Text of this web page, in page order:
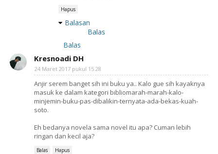
Hapus
Balasan
Balas
Balas
Kresnoadi DH
24 Maret 2017 pukul 15.28
Anjir serem banget sih ini buku ya.. Kalo gue sih kayaknya
masuk ke dalam kategori bibliomarah-marah-kalo-
minjemin-buku-pas-dibalikin-ternyata-ada-bekas-kuah-
soto.
Eh bedanya novela sama novel itu apa? Cuman lebih
ringan dan kecil aja?
Balas Hapus